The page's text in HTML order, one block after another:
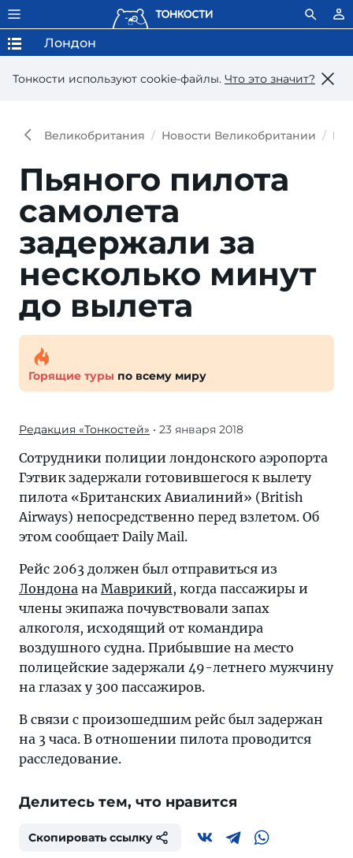
Тонкости используют сookie-файлы. Что это значит?
Лондон
Великобритания Новости Великобритании
Пьяного пилота
самолета
задержали за
несколько минут
до вылета
Горящие туры по всему миру
Редакция «Тонкостей» • 23 января 2018
Сотрудники полиции лондонского аэропорта
Гэтвик задержали готовившегося к вылету
пилота «Британских Авиалиний» (British
Airways) непосредственно перед взлетом. Об
этом сообщает Daily Mail.
Рейс 2063 должен был отправиться из
Лондона на Маврикий, когда пассажиры и
члены экипажа почувствовали запах
алкоголя, исходящий от командира
воздушного судна. Прибывшие на место
полицейские задержали 49-летнего мужчину
на глазах у 300 пассажиров.
В связи с произошедшим рейс был задержан
на 3 часа. В отношении пилота проводится
расследование.
Делитесь тем, что нравится
Скопировать ссылку